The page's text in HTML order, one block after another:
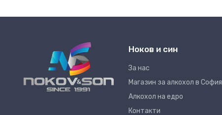
Ноков и син
За нас
Магазин за алкохол в София
Алкохол на едро
Контакти